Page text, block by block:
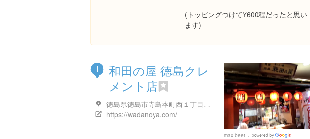
(トッピングつけて¥600程だったと思い
ます)
和田の屋 徳島クレ
メント店
徳島県徳島市寺島本町西１丁目６１
https://wadanoya.com/
max beet